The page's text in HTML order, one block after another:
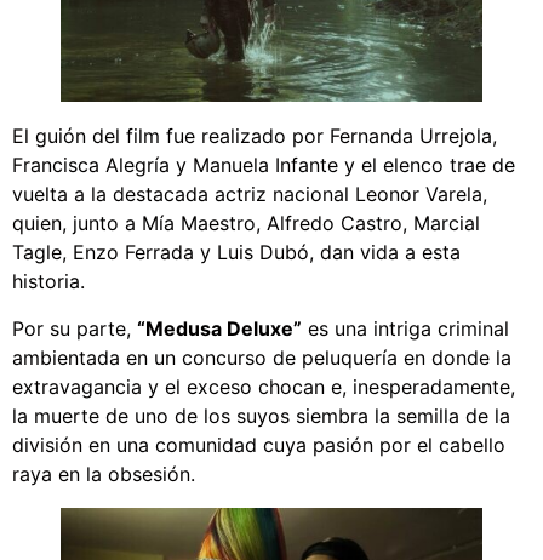
El guión del film fue realizado por Fernanda Urrejola,
Francisca Alegría y Manuela Infante y el elenco trae de
vuelta a la destacada actriz nacional Leonor Varela,
quien, junto a Mía Maestro, Alfredo Castro, Marcial
Tagle, Enzo Ferrada y Luis Dubó, dan vida a esta
historia.
Por su parte, “Medusa Deluxe” es una intriga criminal
ambientada en un concurso de peluquería en donde la
extravagancia y el exceso chocan e, inesperadamente,
la muerte de uno de los suyos siembra la semilla de la
división en una comunidad cuya pasión por el cabello
raya en la obsesión.